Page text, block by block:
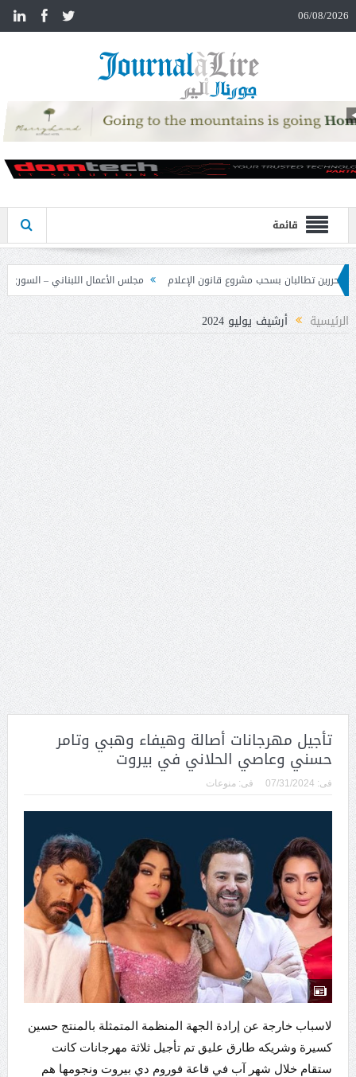
06/08/2026
قائمة
الإعلام مجلس الأعمال اللبناني – السوري تابع نتائج زيارة دمشق وحدد خطوات
الرئيسية أرشيف يوليو 2024
تأجيل مهرجانات أصالة وهيفاء وهبي وتامر
حسني وعاصي الحلاني في بيروت
فى: 07/31/2024 فى: منوعات
لاسباب خارجة عن إرادة الجهة المنظمة المتمثلة بالمنتج حسين
كسيرة وشريكه طارق عليق تم تأجيل ثلاثة مهرجانات كانت
ستقام خلال شهر آب في قاعة فوروم دي بيروت ونجومها هم